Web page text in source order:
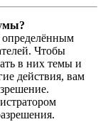
Чтобы
в них темы и
действия, вам